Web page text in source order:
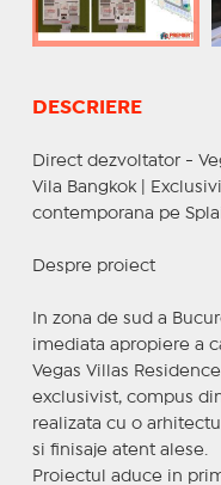
DESCRIERE
Direct dezvoltator -
Vila Bangkok |
contemporana pe
Despre proiect
In zona de sud a
imediata apropiere a
Vegas Villas
exclusivist, compus
realizata cu o
si finisaje atent alese.
Proiectul aduce in